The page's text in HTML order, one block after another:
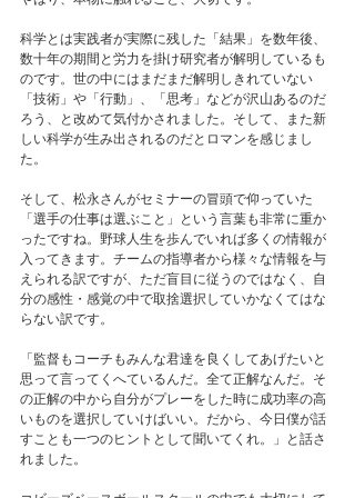
科学とは実践者が実際に残した「結果」を数年後、
数十年の期間と労力を掛け研究者が解明しているも
のです。世の中にはまだまだ解明しきれていない
「技術」や「行動」、「思考」などが沢山あるのだ
ろう、と改めて気付かされました。そして、また新
しい科学が生み出されるのだとロマンを感じまし
た。
そして、松永さんがセミナーの冒頭で仰っていた
「選手の仕事は選ぶこと」という言葉も非常に重か
ったですね。野球人生を歩んでいれば多くの情報が
入ってきます。チームの指導者から様々な情報を与
えられる訳ですが、ただ盲目に従うのではなく、自
分の感性・感覚の中で取捨選択していかなくてはな
らない訳です。
「監督もコーチもみんな君達を良くしてあげたいと
思って言ってくへているんだ。全て正解なんだ。そ
の正解の中から自分がプレーをした時に成功率の高
いものを選択していけばいい。だから、今日僕が話
すことも一つのヒントとして聞いてくれ。」と話さ
れました。